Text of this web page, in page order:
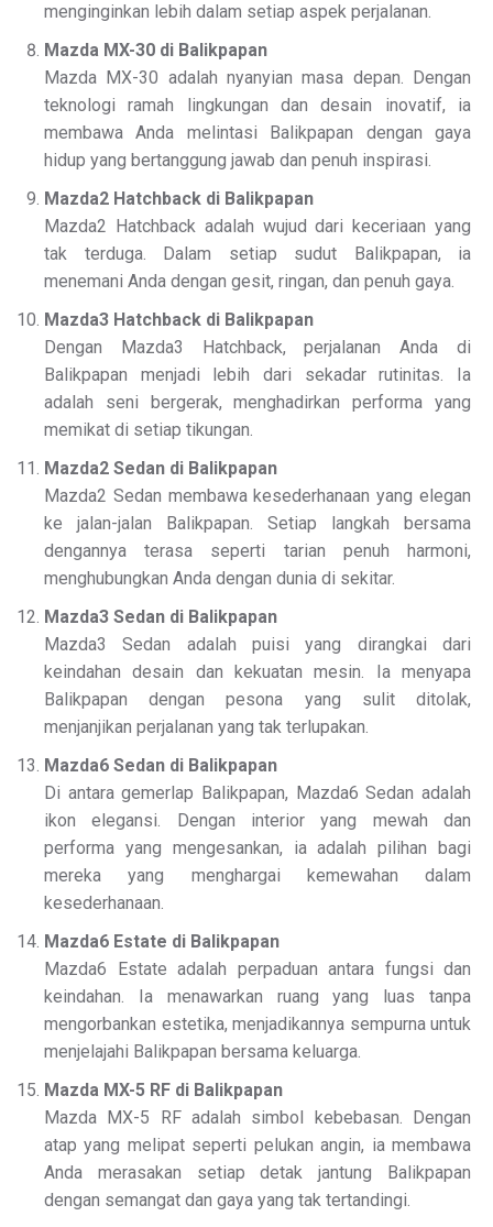
menginginkan lebih dalam setiap aspek perjalanan.
Mazda MX-30 di Balikpapan
Mazda MX-30 adalah nyanyian masa depan. Dengan
teknologi ramah lingkungan dan desain inovatif, ia
membawa Anda melintasi Balikpapan dengan gaya
hidup yang bertanggung jawab dan penuh inspirasi.
Mazda2 Hatchback di Balikpapan
Mazda2 Hatchback adalah wujud dari keceriaan yang
tak terduga. Dalam setiap sudut Balikpapan, ia
menemani Anda dengan gesit, ringan, dan penuh gaya.
Mazda3 Hatchback di Balikpapan
Dengan Mazda3 Hatchback, perjalanan Anda di
Balikpapan menjadi lebih dari sekadar rutinitas. Ia
adalah seni bergerak, menghadirkan performa yang
memikat di setiap tikungan.
Mazda2 Sedan di Balikpapan
Mazda2 Sedan membawa kesederhanaan yang elegan
ke jalan-jalan Balikpapan. Setiap langkah bersama
dengannya terasa seperti tarian penuh harmoni,
menghubungkan Anda dengan dunia di sekitar.
Mazda3 Sedan di Balikpapan
Mazda3 Sedan adalah puisi yang dirangkai dari
keindahan desain dan kekuatan mesin. Ia menyapa
Balikpapan dengan pesona yang sulit ditolak,
menjanjikan perjalanan yang tak terlupakan.
Mazda6 Sedan di Balikpapan
Di antara gemerlap Balikpapan, Mazda6 Sedan adalah
ikon elegansi. Dengan interior yang mewah dan
performa yang mengesankan, ia adalah pilihan bagi
mereka yang menghargai kemewahan dalam
kesederhanaan.
Mazda6 Estate di Balikpapan
Mazda6 Estate adalah perpaduan antara fungsi dan
keindahan. Ia menawarkan ruang yang luas tanpa
mengorbankan estetika, menjadikannya sempurna untuk
menjelajahi Balikpapan bersama keluarga.
Mazda MX-5 RF di Balikpapan
Mazda MX-5 RF adalah simbol kebebasan. Dengan
atap yang melipat seperti pelukan angin, ia membawa
Anda merasakan setiap detak jantung Balikpapan
dengan semangat dan gaya yang tak tertandingi.